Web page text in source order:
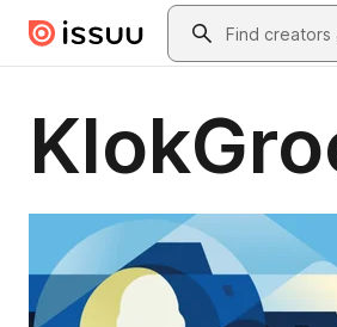
Skip to main contentSearch